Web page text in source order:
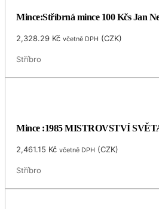
Mince:Stříbrná mince 100 Kčs Jan
2,328.29 Kč včetně DPH (CZK)
Stříbro
Mince :1985 MISTROVSTVÍ
2,461.15 Kč včetně DPH (CZK)
Stříbro